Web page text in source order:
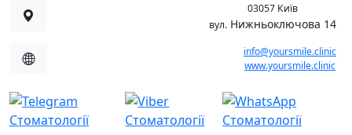
03057 Київ
вул. Нижньоключова 14
info@yoursmile.clinic
www.yoursmile.clinic